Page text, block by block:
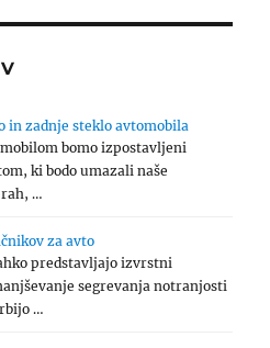
in zadnje steklo avtomobila
bomo izpostavljeni
ki bodo umazali naše
…
za avto
predstavljajo izvrstni
segrevanja notranjosti
…